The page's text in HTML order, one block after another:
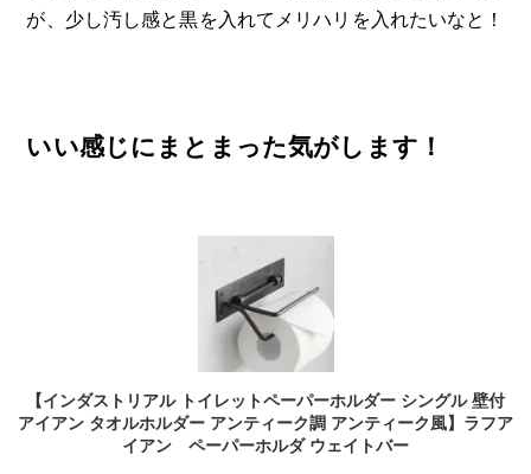
が、少し汚し感と黒を入れてメリハリを入れたいなと！
いい感じにまとまった気がします！
【インダストリアル トイレットペーパーホルダー シングル 壁付
アイアン タオルホルダー アンティーク調 アンティーク風】ラフア
イアン ペーパーホルダ ウェイトバー